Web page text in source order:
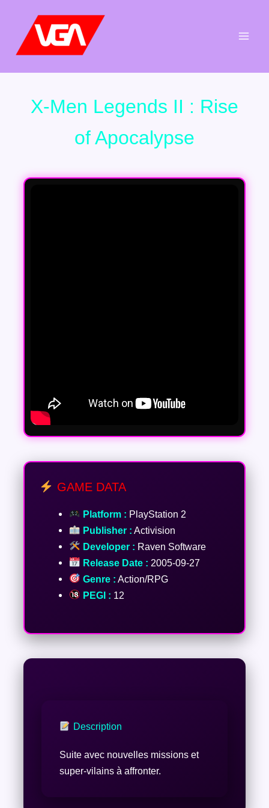
contenu
X-Men Legends II : Rise
of Apocalypse
GAME DATA
Platform : PlayStation 2
Publisher : Activision
Developer : Raven Software
Release Date : 2005-09-27
Genre : Action/RPG
PEGI : 12
Description
Suite avec nouvelles missions et
super-vilains à affronter.